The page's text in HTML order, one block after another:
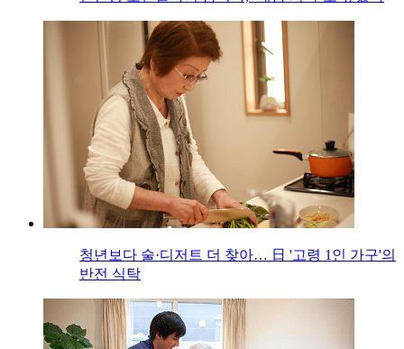
청년보다 술·디저트 더 찾아… 日 '고령 1인 가구'의
반전 식탁